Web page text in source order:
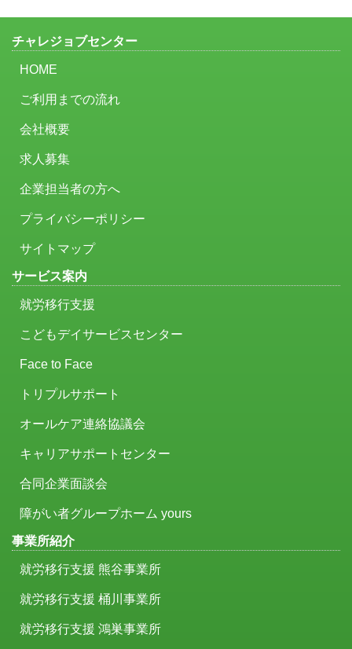
チャレジョブセンター
HOME
ご利用までの流れ
会社概要
求人募集
企業担当者の方へ
プライバシーポリシー
サイトマップ
サービス案内
就労移行支援
こどもデイサービスセンター
Face to Face
トリプルサポート
オールケア連絡協議会
キャリアサポートセンター
合同企業面談会
障がい者グループホーム yours
事業所紹介
就労移行支援 熊谷事業所
就労移行支援 桶川事業所
就労移行支援 鴻巣事業所